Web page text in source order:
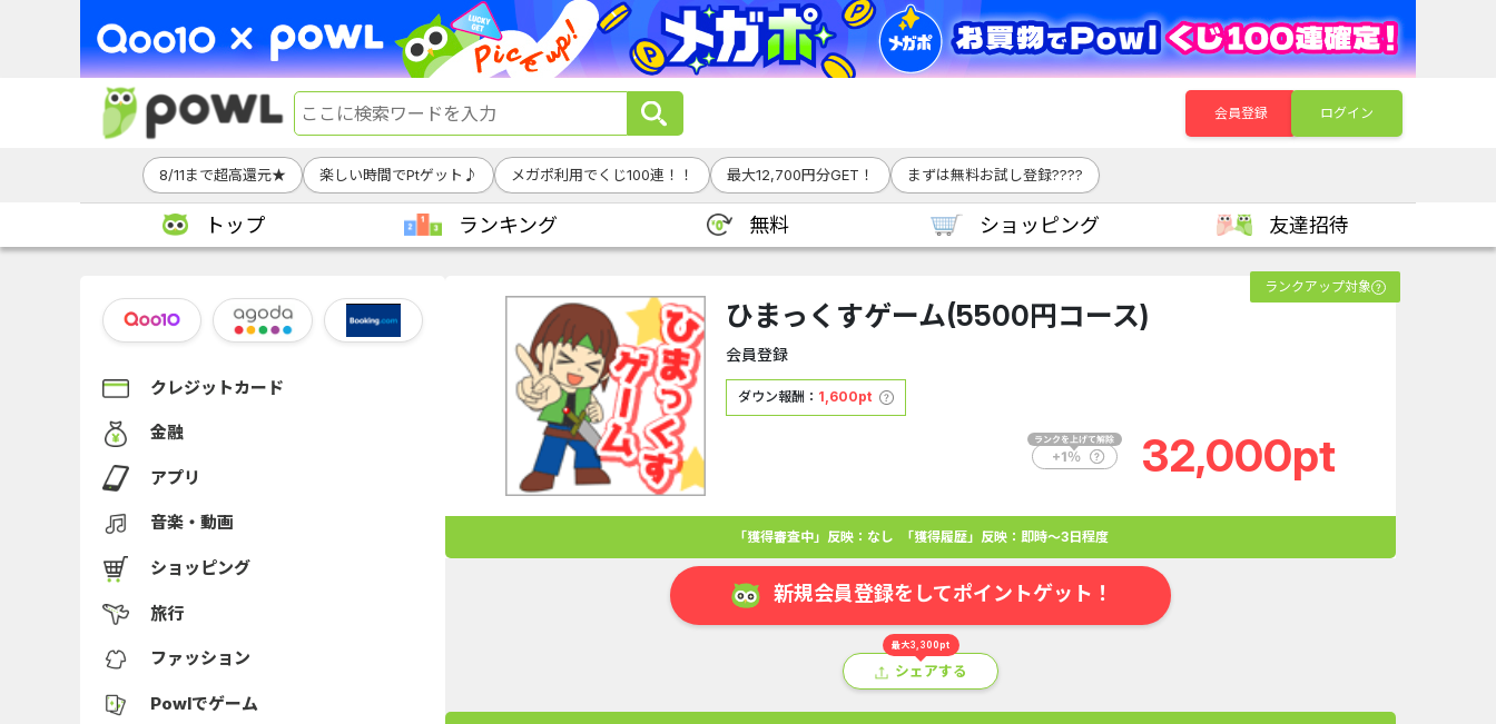
会員登録 ログイン
8/11まで超高還元★ 楽しい時間でPtゲット♪ メガポ利用でくじ100連！！ 最大12,700円分GET！ まずは無料お試し登録????
トップ ランキング 無料 ショッピング 友達招待
クレジットカード
金融
アプリ
音楽・動画
ショッピング
旅行
ファッション
Powlでゲーム
ランクアップ対象
ひまっくすゲーム(5500円コース)
会員登録
ダウン報酬： 1,600pt
32,000pt
「獲得審査中」反映：なし 「獲得履歴」反映：即時～3日程度
新規会員登録をしてポイントゲット！
最大3,300pt
シェアする